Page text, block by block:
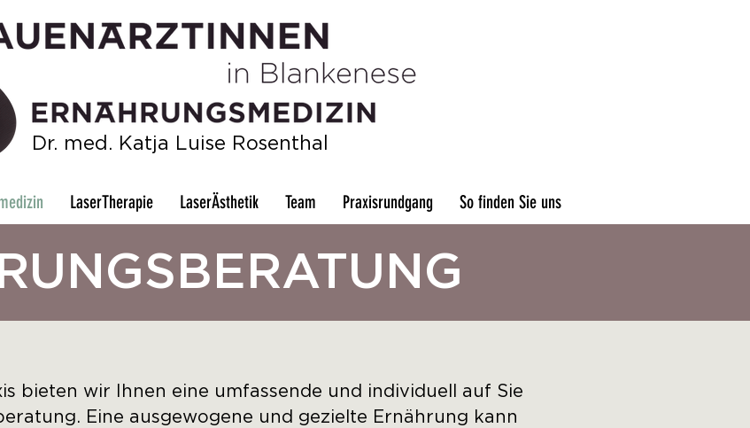
Dr. med. Katja Luise Rosenthal
LaserTherapie LaserÄsthetik Team Praxisrundgang So finden Sie uns
bieten wir Ihnen eine umfassende und individuell auf Sie
Eine ausgewogene und gezielte Ernährung kann